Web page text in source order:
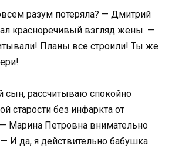
разум потеряла? — Дмитрий
красноречивый взгляд жены. —
Планы все строили! Ты же
сын, рассчитываю спокойно
старости без инфаркта от
Марина Петровна внимательно
И да, я действительно бабушка.